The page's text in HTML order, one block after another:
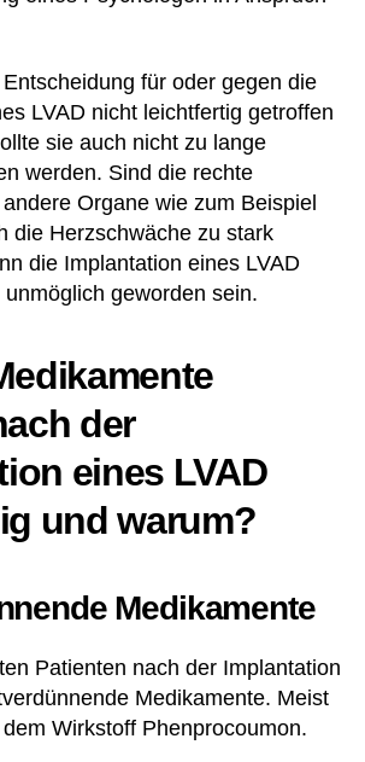
für oder gegen die
LVAD nicht leichtfertig getroffen
sie auch nicht zu lange
werden. Sind die rechte
Organe wie zum Beispiel
die Herzschwäche zu stark
die Implantation eines LVAD
geworden sein.
der
eines LVAD
und warum?
Medikamente
Patienten nach der Implantation
Medikamente. Meist
Wirkstoff Phenprocoumon.